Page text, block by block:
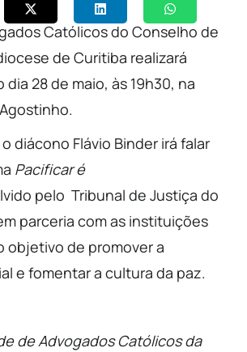
Católicos do Conselho de
de Curitiba realizará
28 de maio, às 19h30, na
diácono Flávio Binder irá falar
Pacificar é
pelo Tribunal de Justiça do
parceria com as instituições
objetivo de promover a
e fomentar a cultura da paz.
de Advogados Católicos da